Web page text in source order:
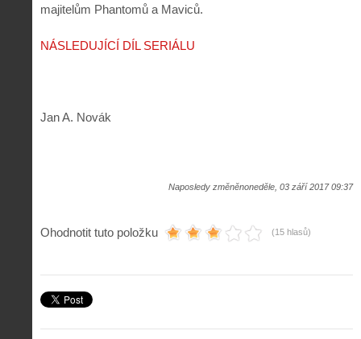
majitelům Phantomů a Maviců.
NÁSLEDUJÍCÍ DÍL SERIÁLU
Jan A. Novák
Naposledy změněnoneděle, 03 září 2017 09:37
Ohodnotit tuto položku (15 hlasů)